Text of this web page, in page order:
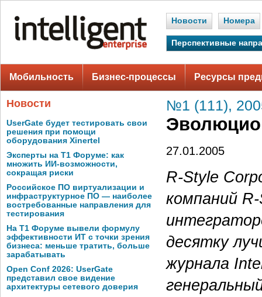
Новости Номера
Перспективные
Мобильность Бизнес-процессы Ресурсы
Новости
UserGate будет тестировать свои
решения при помощи
оборудования Xinertel
Эксперты на Т1 Форуме: как
множить ИИ-возможности,
сокращая риски
Российское ПО виртуализации и
инфраструктурное ПО — наиболее
востребованные направления для
тестирования
На Т1 Форуме вывели формулу
эффективности ИТ с точки зрения
бизнеса: меньше тратить, больше
зарабатывать
Open Conf 2026: UserGate
представил свое видение
архитектуры сетевого доверия
№1 (111),
27.01.2005
R-Style
компаний
десятку
журнала